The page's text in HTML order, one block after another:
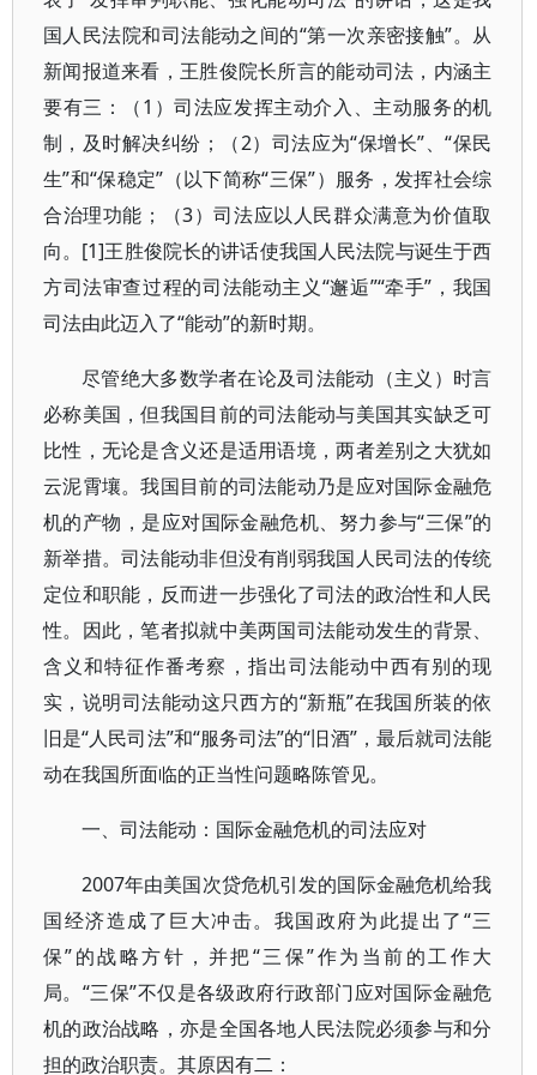
国人民法院和司法能动之间的“第一次亲密接触”。从
新闻报道来看，王胜俊院长所言的能动司法，内涵主
要有三：（1）司法应发挥主动介入、主动服务的机
制，及时解决纠纷；（2）司法应为“保增长”、“保民
生”和“保稳定”（以下简称“三保”）服务，发挥社会综
合治理功能；（3）司法应以人民群众满意为价值取
向。[1]王胜俊院长的讲话使我国人民法院与诞生于西
方司法审查过程的司法能动主义“邂逅”“牵手”，我国
司法由此迈入了“能动”的新时期。
尽管绝大多数学者在论及司法能动（主义）时言
必称美国，但我国目前的司法能动与美国其实缺乏可
比性，无论是含义还是适用语境，两者差别之大犹如
云泥霄壤。我国目前的司法能动乃是应对国际金融危
机的产物，是应对国际金融危机、努力参与“三保”的
新举措。司法能动非但没有削弱我国人民司法的传统
定位和职能，反而进一步强化了司法的政治性和人民
性。因此，笔者拟就中美两国司法能动发生的背景、
含义和特征作番考察，指出司法能动中西有别的现
实，说明司法能动这只西方的“新瓶”在我国所装的依
旧是“人民司法”和“服务司法”的“旧酒”，最后就司法能
动在我国所面临的正当性问题略陈管见。
一、司法能动：国际金融危机的司法应对
2007年由美国次贷危机引发的国际金融危机给我
国经济造成了巨大冲击。我国政府为此提出了“三
保”的战略方针，并把“三保”作为当前的工作大
局。“三保”不仅是各级政府行政部门应对国际金融危
机的政治战略，亦是全国各地人民法院必须参与和分
担的政治职责。其原因有二：